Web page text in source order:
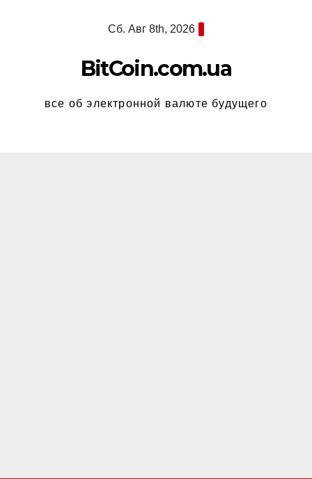
Сб. Авг 8th, 2026
BitCoin.com.ua
все об электронной валюте будущего